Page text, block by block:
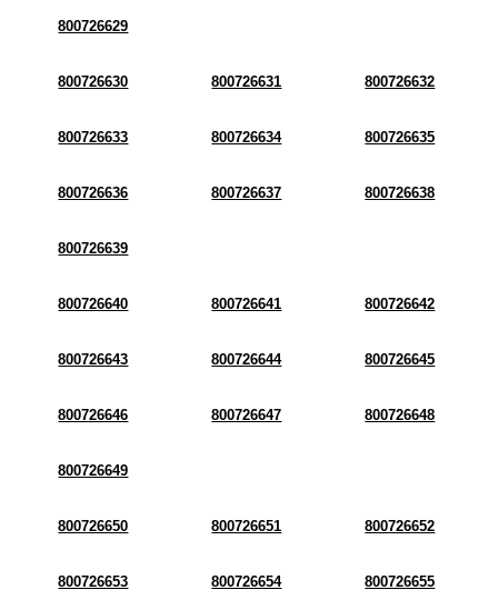
800726629
800726630 800726631 800726632
800726633 800726634 800726635
800726636 800726637 800726638
800726639
800726640 800726641 800726642
800726643 800726644 800726645
800726646 800726647 800726648
800726649
800726650 800726651 800726652
800726653 800726654 800726655